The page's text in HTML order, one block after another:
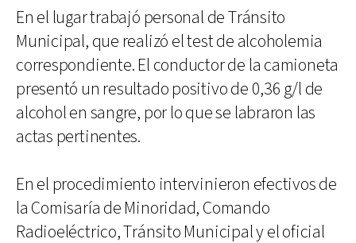
En el lugar trabajó personal de Tránsito
Municipal, que realizó el test de alcoholemia
correspondiente. El conductor de la camioneta
presentó un resultado positivo de 0,36 g/l de
alcohol en sangre, por lo que se labraron las
actas pertinentes.
En el procedimiento intervinieron efectivos de
la Comisaría de Minoridad, Comando
Radioeléctrico, Tránsito Municipal y el oficial